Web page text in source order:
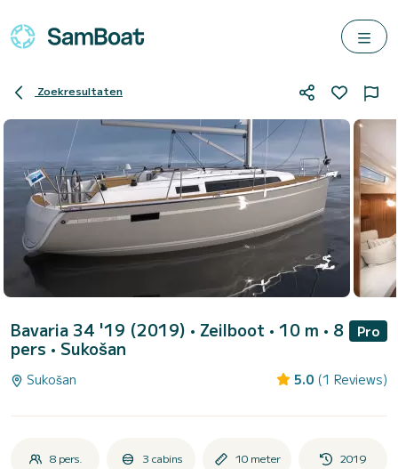
Zoekresultaten
Bavaria 34 '19 (2019) • Zeilboot • 10 m • 8
pers • Sukošan
Pro
Sukošan 5.0 (1 Reviews)
8 pers. 3 cabins 10 meter 2019